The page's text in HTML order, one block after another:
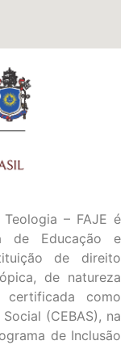
– FAJE é
de Educação e
de direito
de natureza
certificada como
(CEBAS), na
de Inclusão